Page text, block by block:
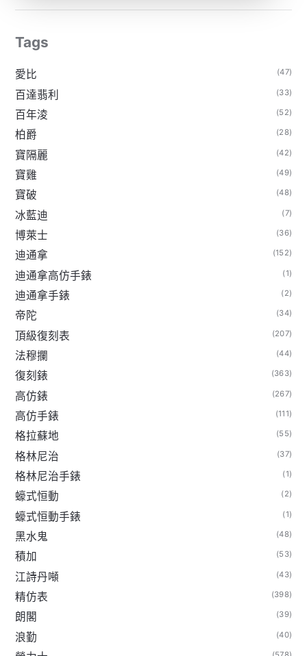
Tags
愛比 (47)
百達翡利 (33)
百年淩 (52)
柏爵 (28)
寶隔麗 (42)
寶雞 (49)
寶破 (48)
冰藍迪 (7)
博萊士 (36)
迪通拿 (152)
迪通拿高仿手錶 (1)
迪通拿手錶 (2)
帝陀 (34)
頂級復刻表 (207)
法穆攔 (44)
復刻錶 (363)
高仿錶 (267)
高仿手錶 (111)
格拉蘇地 (55)
格林尼治 (37)
格林尼治手錶 (1)
蠔式恒動 (2)
蠔式恒動手錶 (1)
黑水鬼 (48)
積加 (53)
江詩丹噸 (43)
精仿表 (398)
朗閣 (39)
浪勤 (40)